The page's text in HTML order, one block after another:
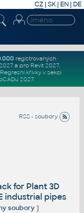
CZ | SK| EN | DE
registrovaných
a pro Revit 2027.
Regresní křivkyv sekci
2027.
RSS - soubory
for Plant 3D
industrial pipes
soubory]